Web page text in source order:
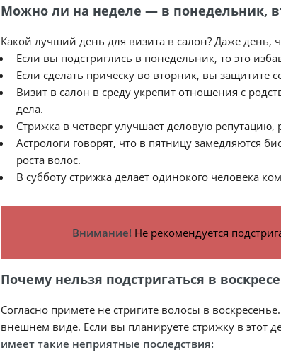
Можно ли на неделе — в понедельник,
Какой лучший день для визита в салон? Даже день,
Если вы подстриглись в понедельник, то это
Если сделать прическу во вторник, вы защитите
Визит в салон в среду укрепит отношения с
дела.
Стрижка в четверг улучшает деловую
Астрологи говорят, что в пятницу замедляются
роста волос.
В субботу стрижка делает одинокого человека
Внимание! Не рекомендуется
Почему нельзя подстригаться в
Согласно примете не стригите волосы в
внешнем виде. Если вы планируете стрижку в этот
имеет такие неприятные последствия: